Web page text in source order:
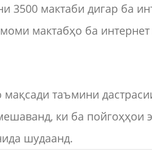
3500 мактаби дигар ба
мактабҳо ба интернет
таъмини
ки ба пойгоҳҳои
шудаанд.